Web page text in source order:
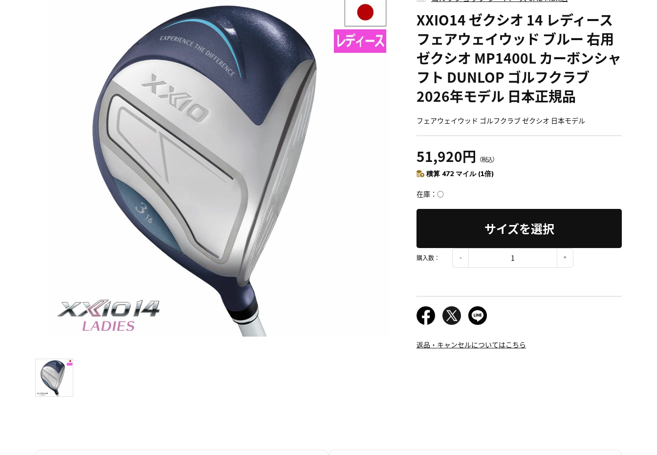
XXIO14 ゼクシオ 14 レディース
フェアウェイウッド ブルー 右用
ゼクシオ MP1400L カーボンシャ
フト DUNLOP ゴルフクラブ
2026年モデル 日本正規品
フェアウェイウッド ゴルフクラブ ゼクシオ 日本モデル
51,920円 （税込）
積算 472 マイル (1倍)
在庫 ○
サイズを選択
購入数：
返品・キャンセルについてはこちら